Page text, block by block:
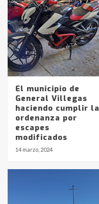
El municipio de
General Villegas
haciendo cumplir la
ordenanza por
escapes
modificados
14 marzo, 2024